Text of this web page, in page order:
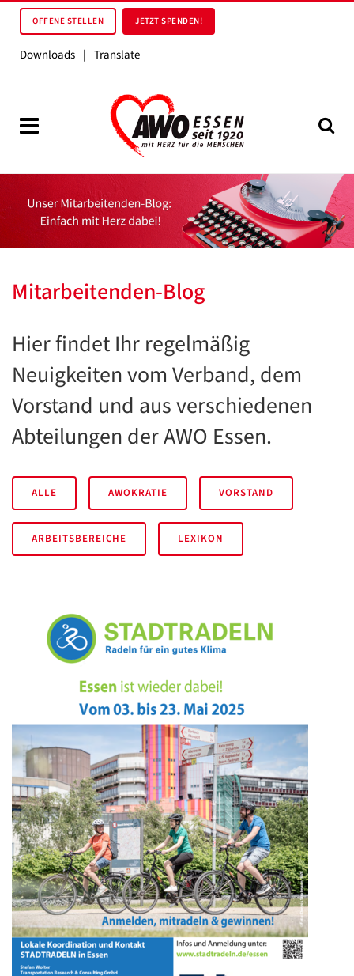
OFFENE STELLEN JETZT SPENDEN!
Downloads | Translate
Mitarbeitenden-Blog
Hier findet Ihr regelmäßig
Neuigkeiten vom Verband, dem
Vorstand und aus verschiedenen
Abteilungen der AWO Essen.
ALLE AWOKRATIE VORSTAND
ARBEITSBEREICHE LEXIKON